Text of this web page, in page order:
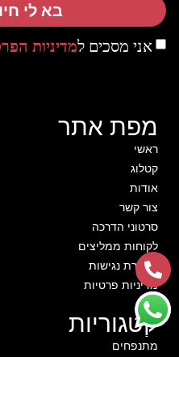
אני מסכים למדיניות
בא לי
מפת אתר
ראשי
קטלוג
אודות
צור קשר
סרטוני הדרכה
לקוחות ממליצים
הצהרת נגישות
מדיניות פרטיות
קטגוריות
מתנפחים